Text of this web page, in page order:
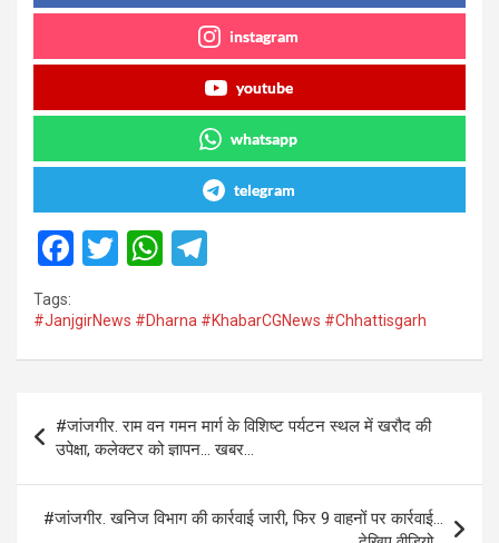
instagram
youtube
whatsapp
telegram
F
ce
b
o
k
T
tt
er
W
at
s
p
p
e
gr
m
Tags:
#JanjgirNews #Dharna #KhabarCGNews #Chhattisgarh
navigation
#जांजगीर. राम वन गमन मार्ग के विशिष्ट पर्यटन स्थल में खरौद की
उपेक्षा, कलेक्टर को ज्ञापन… खबर…
#जांजगीर. खनिज विभाग की कार्रवाई जारी, फिर 9 वाहनों पर कार्रवाई…